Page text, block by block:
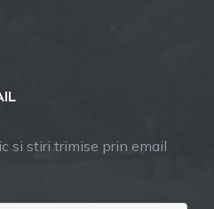
si stiri trimise prin email